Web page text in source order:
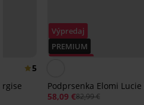
5
Výpredaj
PREMIUM
Podprsenka Elomi
58,09 €82,99 €